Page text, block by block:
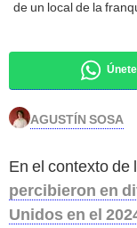
de un local de la
AGUSTÍN SOSA
En el contexto de
percibieron en
Unidos en el